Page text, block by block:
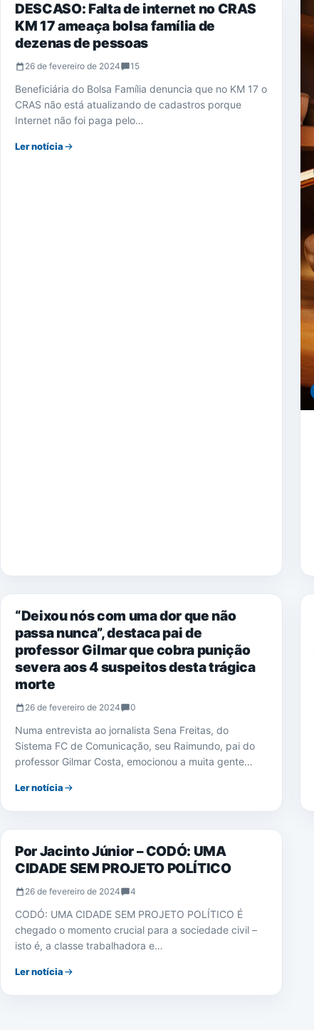
DESCASO: Falta de internet no CRAS
KM 17 ameaça bolsa família de
dezenas de pessoas
26 de fevereiro de 2024 15
Beneficiária do Bolsa Família denuncia que no KM 17 o
CRAS não está atualizando de cadastros porque
Internet não foi paga pelo…
Ler notícia
NOTÍCIAS
“Deixou nós com uma dor que não
passa nunca”, destaca pai de
professor Gilmar que cobra punição
severa aos 4 suspeitos desta trágica
morte
26 de fevereiro de 2024 0
Numa entrevista ao jornalista Sena Freitas, do
Sistema FC de Comunicação, seu Raimundo, pai do
professor Gilmar Costa, emocionou a muita gente…
Ler notícia
NOTÍCIAS
Por Jacinto Júnior – CODÓ: UMA
CIDADE SEM PROJETO POLÍTICO
26 de fevereiro de 2024 4
CODÓ: UMA CIDADE SEM PROJETO POLÍTICO É
chegado o momento crucial para a sociedade civil –
isto é, a classe trabalhadora e…
Ler notícia